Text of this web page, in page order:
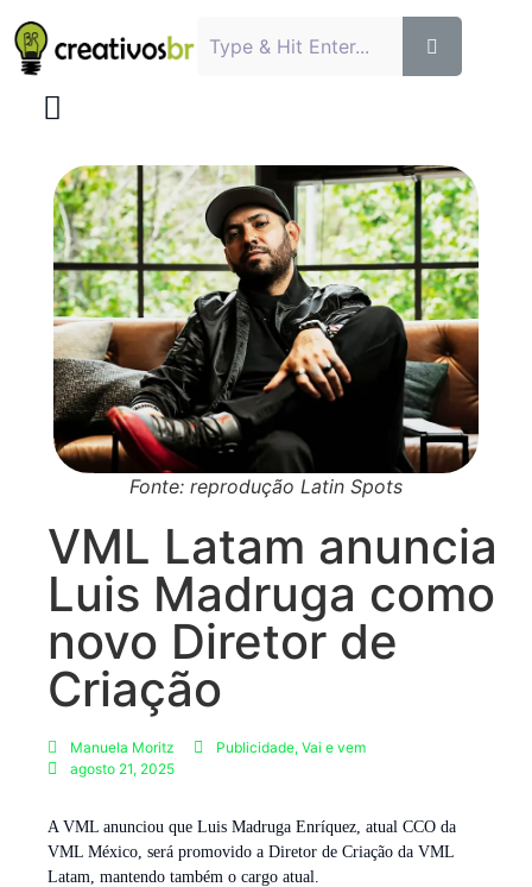
Fonte: reprodução Latin Spots
VML Latam anuncia
Luis Madruga como
novo Diretor de
Criação
Manuela Moritz Publicidade, Vai e vem
agosto 21, 2025
A VML anunciou que Luis Madruga Enríquez, atual CCO da
VML México, será promovido a Diretor de Criação da VML
Latam, mantendo também o cargo atual.